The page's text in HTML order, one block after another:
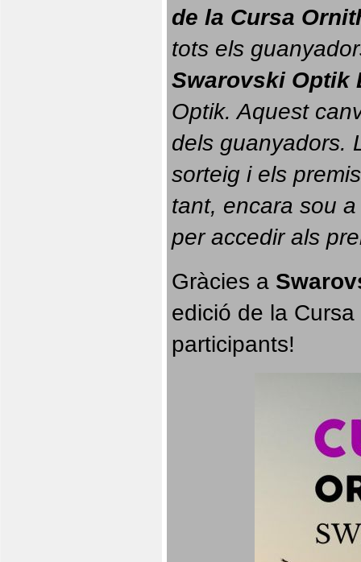
de la Cursa
tots els
Swarovski Optik
Optik. Aquest
dels guanyadors.
sorteig i els
tant, encara sou
per accedir als
Gràcies a
edició de la
participants!